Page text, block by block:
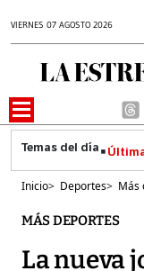
VIERNES 07 AGOSTO 2026
Inicio> Deportes> Más
MÁS DEPORTES
La nueva